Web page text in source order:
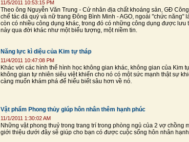
11/5/2011 10:53:15 PM
Theo ông Nguyễn Văn Trung - Cử nhân địa chất khoáng sản, GĐ
chế tác đá quý và nữ trang Đông Bình Minh - AGO, ngoài "chức năng"
còn có nhiều công dụng khác, trong đó có những công dụng được lưu
này qua đời khác như một biểu tượng, một niềm tin.
Năng lực kì diệu của Kim tự tháp
11/4/2011 10:47:08 PM
Khác với các hình thể hình học không gian khác, không gian của Kim
không gian tự nhiên siêu việt khiến cho nó có một sức mạnh thật sự
càng muốn khám phá để hiểu biết sâu hơn về nó.
Vật phẩm Phong thủy giúp hôn nhân thêm hạnh phúc
11/1/2011 1:30:02 AM
Những vật phong thuỷ trong trang trí trong phòng ngủ của 2 vợ chồng
giới thiệu dưới đây sẽ giúp cho bạn có được cuộc sống hôn nhân